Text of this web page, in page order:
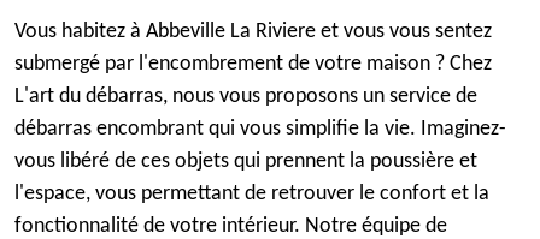
Vous habitez à Abbeville La Riviere et vous vous sentez
submergé par l'encombrement de votre maison ? Chez
L'art du débarras, nous vous proposons un service de
débarras encombrant qui vous simplifie la vie. Imaginez-
vous libéré de ces objets qui prennent la poussière et
l'espace, vous permettant de retrouver le confort et la
fonctionnalité de votre intérieur. Notre équipe de